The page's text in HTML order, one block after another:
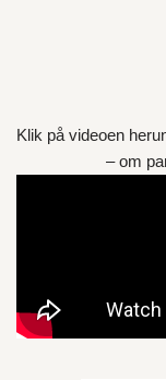
Klik på videoen
– om